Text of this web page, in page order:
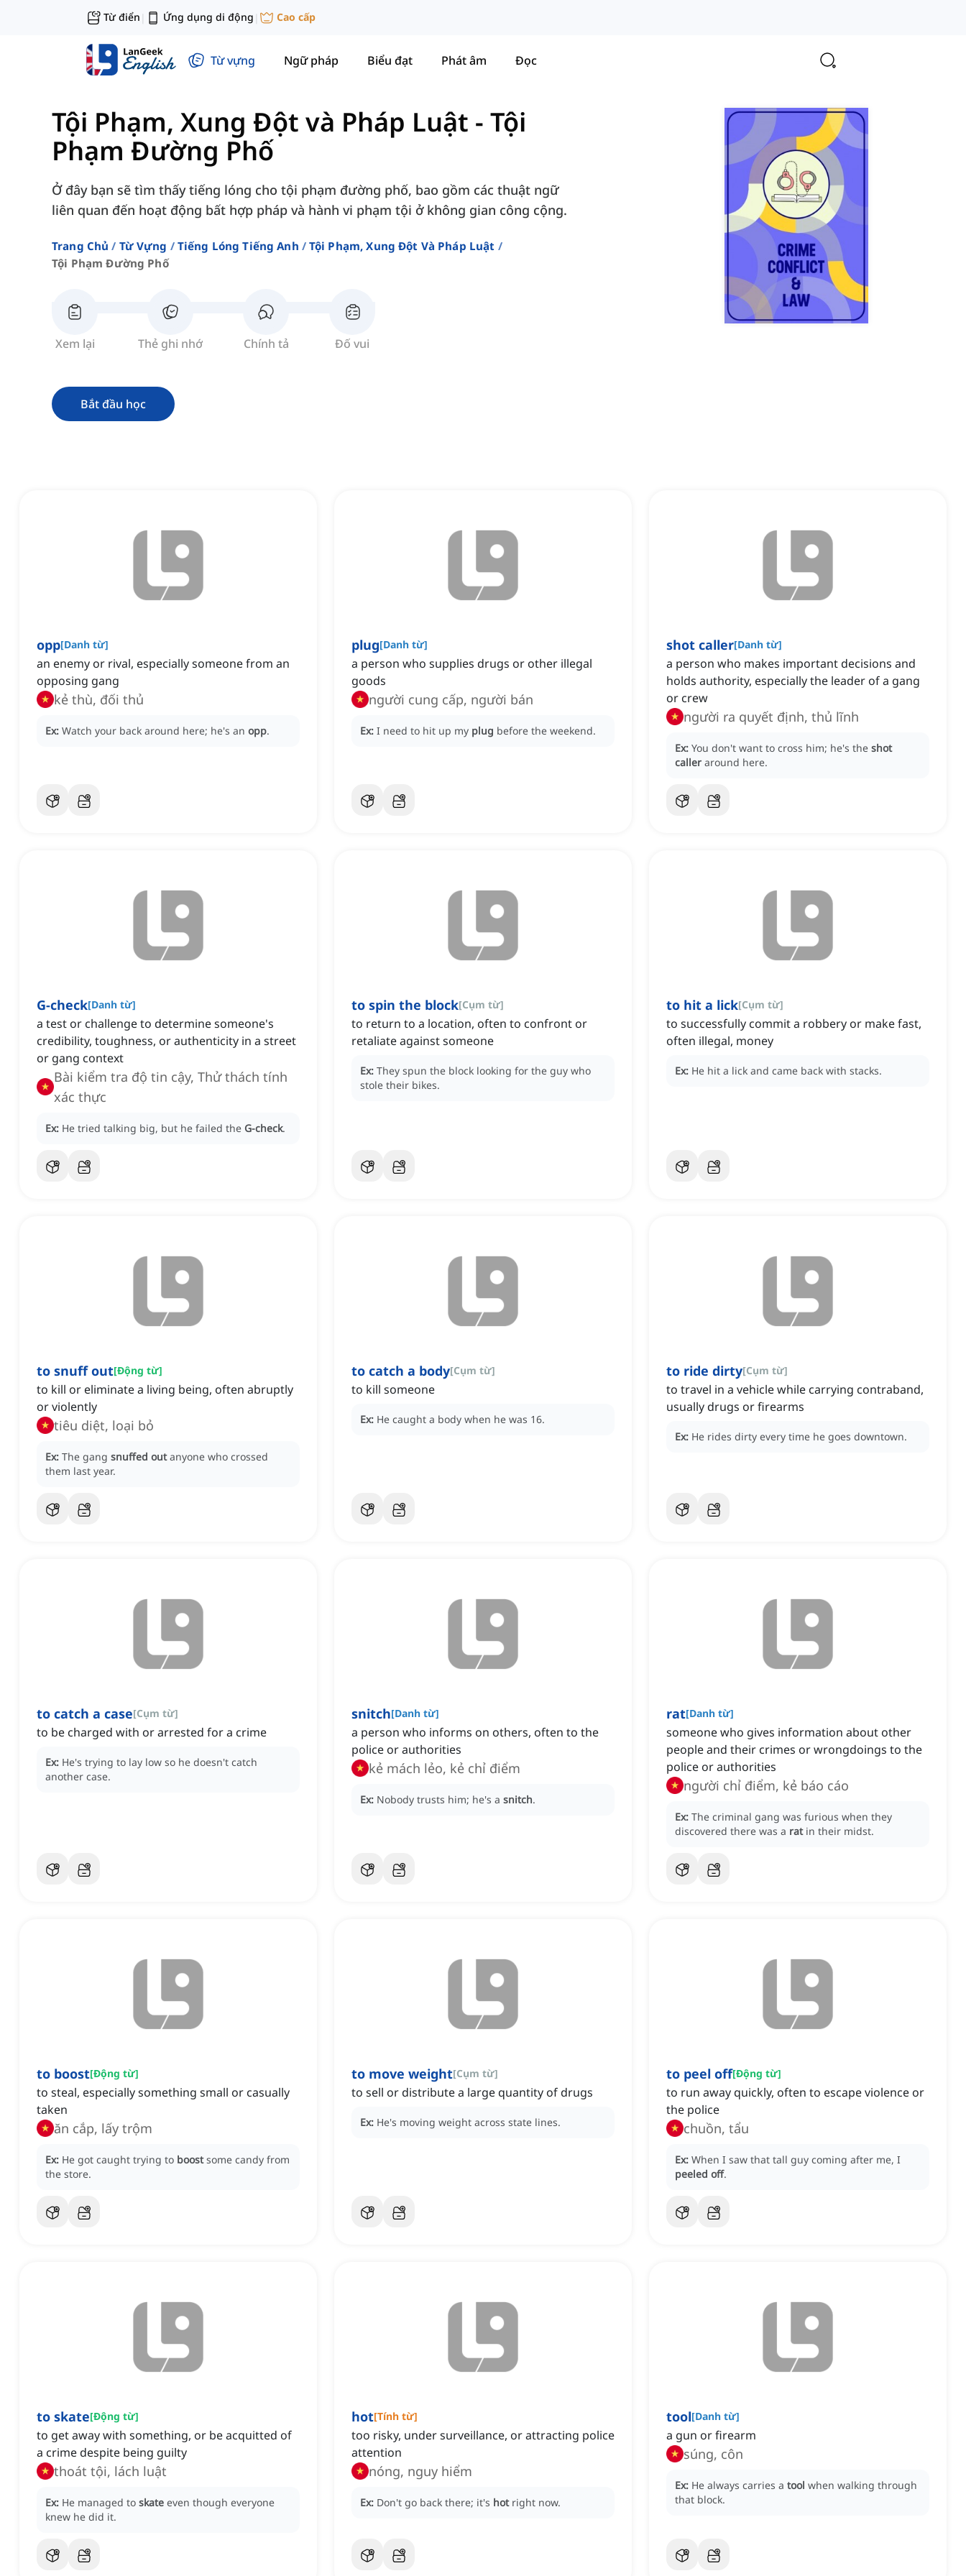
Từ điển | Ứng dụng di động | Cao cấp
Từ vựng Ngữ pháp Biểu đạt Phát âm Đọc
Tội Phạm, Xung Đột và Pháp Luật - Tội
Phạm Đường Phố
Ở đây bạn sẽ tìm thấy tiếng lóng cho tội phạm đường phố, bao gồm các thuật ngữ
liên quan đến hoạt động bất hợp pháp và hành vi phạm tội ở không gian công cộng.
Trang Chủ Từ Vựng Tiếng Lóng Tiếng Anh
Tội Phạm, Xung Đột Và Pháp Luật
Tội Phạm Đường Phố
Xem lại Thẻ ghi nhớ Chính tả Đố vui
Bắt đầu học
opp[Danh từ]
an enemy or rival, especially someone from an
opposing gang
kẻ thù, đối thủ
Ex: Watch your back around here; he's an opp.
plug[Danh từ]
a person who supplies drugs or other illegal
goods
người cung cấp, người bán
Ex: I need to hit up my plug before the weekend.
shot caller[Danh từ]
a person who makes important decisions and
holds authority, especially the leader of a gang
or crew
người ra quyết định, thủ lĩnh
Ex: You don't want to cross him; he's the shot
caller around here.
G-check[Danh từ]
a test or challenge to determine someone's
credibility, toughness, or authenticity in a street
or gang context
Bài kiểm tra độ tin cậy, Thử thách tính
xác thực
Ex: He tried talking big, but he failed the G-check.
to spin the block[Cụm từ]
to return to a location, often to confront or
retaliate against someone
Ex: They spun the block looking for the guy who
stole their bikes.
to hit a lick[Cụm từ]
to successfully commit a robbery or make fast,
often illegal, money
Ex: He hit a lick and came back with stacks.
to snuff out[Động từ]
to kill or eliminate a living being, often abruptly
or violently
tiêu diệt, loại bỏ
Ex: The gang snuffed out anyone who crossed
them last year.
to catch a body[Cụm từ]
to kill someone
Ex: He caught a body when he was 16.
to ride dirty[Cụm từ]
to travel in a vehicle while carrying contraband,
usually drugs or firearms
Ex: He rides dirty every time he goes downtown.
to catch a case[Cụm từ]
to be charged with or arrested for a crime
Ex: He's trying to lay low so he doesn't catch
another case.
snitch[Danh từ]
a person who informs on others, often to the
police or authorities
kẻ mách lẻo, kẻ chỉ điểm
Ex: Nobody trusts him; he's a snitch.
rat[Danh từ]
someone who gives information about other
people and their crimes or wrongdoings to the
police or authorities
người chỉ điểm, kẻ báo cáo
Ex: The criminal gang was furious when they
discovered there was a rat in their midst.
to boost[Động từ]
to steal, especially something small or casually
taken
ăn cắp, lấy trộm
Ex: He got caught trying to boost some candy from
the store.
to move weight[Cụm từ]
to sell or distribute a large quantity of drugs
Ex: He's moving weight across state lines.
to peel off[Động từ]
to run away quickly, often to escape violence or
the police
chuồn, tẩu
Ex: When I saw that tall guy coming after me, I
peeled off.
to skate[Động từ]
to get away with something, or be acquitted of
a crime despite being guilty
thoát tội, lách luật
Ex: He managed to skate even though everyone
knew he did it.
hot[Tính từ]
too risky, under surveillance, or attracting police
attention
nóng, nguy hiểm
Ex: Don't go back there; it's hot right now.
tool[Danh từ]
a gun or firearm
súng, côn
Ex: He always carries a tool when walking through
that block.